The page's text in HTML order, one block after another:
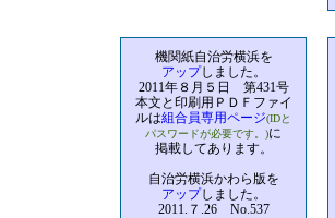
機関紙自治労横浜を
アップしました。
2011年８月５日 第431号
本文と印刷用ＰＤＦファイ
ルは組合員専用ページ(IDと
パスワードが必要です。)に
掲載してあります。
自治労横浜かわら版を
アップしました。
2011.７.26 No.537